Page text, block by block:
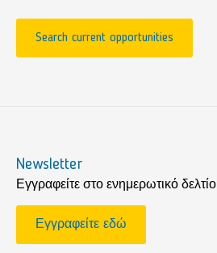
Search current opportunities
Newsletter
Εγγραφείτε στο ενημερωτικό δελτίο
Εγγραφείτε εδώ